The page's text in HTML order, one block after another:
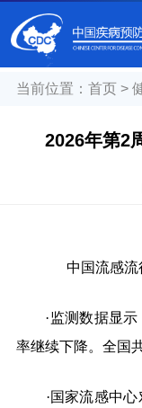
当前位置： 首页>
2026年第2
中国流感流
·监测数据显
率继续下降。全国
·国家流感中